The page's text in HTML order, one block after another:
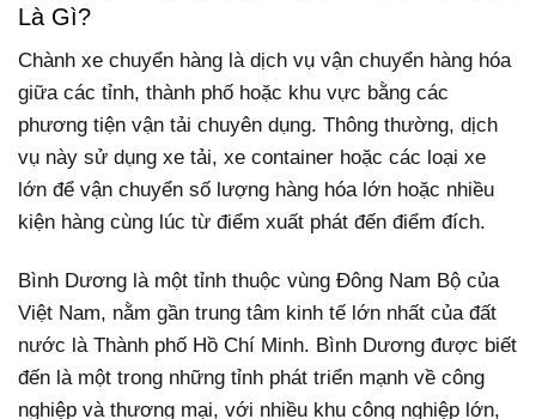
Là Gì?
Chành xe chuyển hàng là dịch vụ vận chuyển hàng hóa
giữa các tỉnh, thành phố hoặc khu vực bằng các
phương tiện vận tải chuyên dụng. Thông thường, dịch
vụ này sử dụng xe tải, xe container hoặc các loại xe
lớn để vận chuyển số lượng hàng hóa lớn hoặc nhiều
kiện hàng cùng lúc từ điểm xuất phát đến điểm đích.
Bình Dương là một tỉnh thuộc vùng Đông Nam Bộ của
Việt Nam, nằm gần trung tâm kinh tế lớn nhất của đất
nước là Thành phố Hồ Chí Minh. Bình Dương được biết
đến là một trong những tỉnh phát triển mạnh về công
nghiệp và thương mại, với nhiều khu công nghiệp lớn,